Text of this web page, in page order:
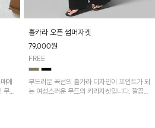
에
무드
훌카라 오픈 썸머자켓
79,000원
FREE
부드러운 곡선의 훌카라 디자인이 포인트가 되
는 여성스러운 무드의 카라자켓입니다. 깔끔한